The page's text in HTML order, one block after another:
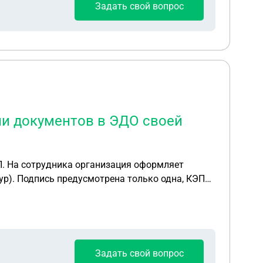
Задать свой вопрос
документов в ЭДО своей
Подпись предусмотрена только одна, КЭП
товара не осуществляет. По
Задать свой вопрос